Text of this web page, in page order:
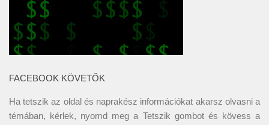
FACEBOOK KÖVETŐK
Ha tetszik az oldal és naprakész információkat akarsz olvasni a
témában, kérlek, nyomd meg a Tetszik gombot és kövess a